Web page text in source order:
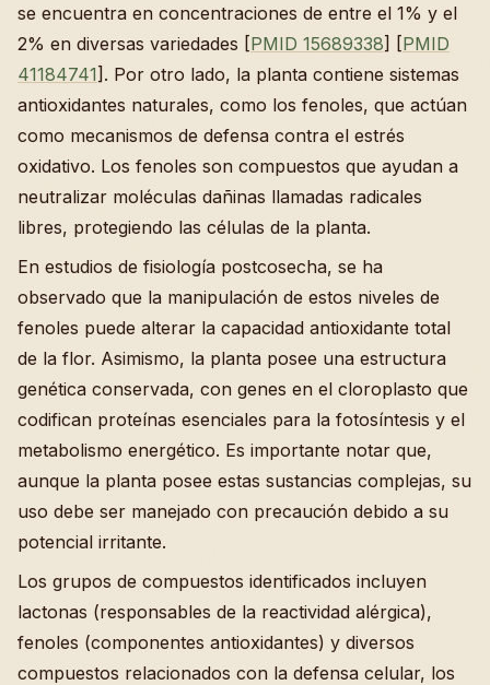
se encuentra en concentraciones de entre el 1% y el
2% en diversas variedades [PMID 15689338] [PMID
41184741]. Por otro lado, la planta contiene sistemas
antioxidantes naturales, como los fenoles, que actúan
como mecanismos de defensa contra el estrés
oxidativo. Los fenoles son compuestos que ayudan a
neutralizar moléculas dañinas llamadas radicales
libres, protegiendo las células de la planta.
En estudios de fisiología postcosecha, se ha
observado que la manipulación de estos niveles de
fenoles puede alterar la capacidad antioxidante total
de la flor. Asimismo, la planta posee una estructura
genética conservada, con genes en el cloroplasto que
codifican proteínas esenciales para la fotosíntesis y el
metabolismo energético. Es importante notar que,
aunque la planta posee estas sustancias complejas, su
uso debe ser manejado con precaución debido a su
potencial irritante.
Los grupos de compuestos identificados incluyen
lactonas (responsables de la reactividad alérgica),
fenoles (componentes antioxidantes) y diversos
compuestos relacionados con la defensa celular, los